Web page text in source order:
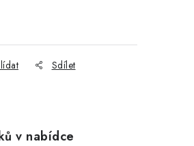
Sdílet
v nabídce